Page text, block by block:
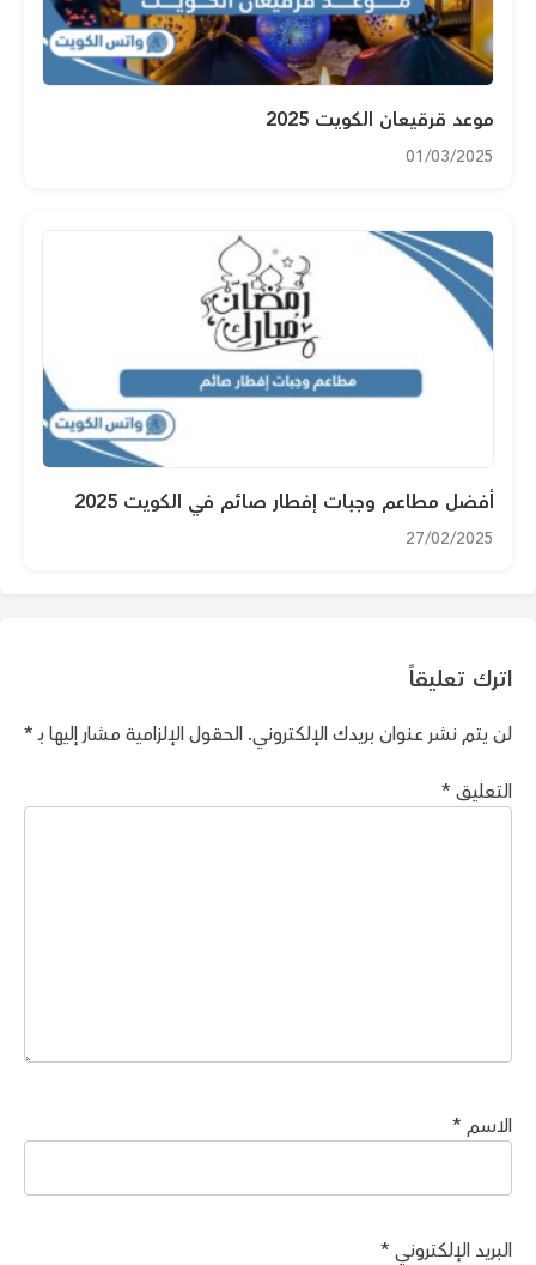
موعد قرقيعان الكويت 2025
01/03/2025
أفضل مطاعم وجبات إفطار صائم في الكويت 2025
27/02/2025
اترك تعليقاً
لن يتم نشر عنوان بريدك الإلكتروني. الحقول الإلزامية مشار إليها بـ*
التعليق *
الاسم *
البريد الإلكتروني *